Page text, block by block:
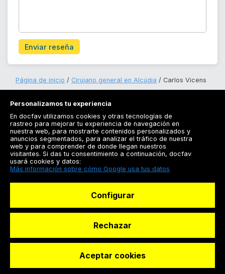
Solicitar reserva
Enviar reseña
Página de inicio Cirujano general en Alcúdia Carlos Vicens
Registrarse
Docfav
© Dashboard Technologies S.L
Personalizamos tu experiencia
En docfav utilizamos cookies y otras tecnologías de
rastreo para mejorar tu experiencia de navegación en
nuestra web, para mostrarte contenidos personalizados y
anuncios segmentados, para analizar el tráfico de nuestra
web y para comprender de donde llegan nuestros
visitantes. Si das tu consentimiento a continuación, docfav
usará cookies y datos:
Más información sobre cómo Google usa tus datos
Configurar
Rechazar
Aceptar cookies